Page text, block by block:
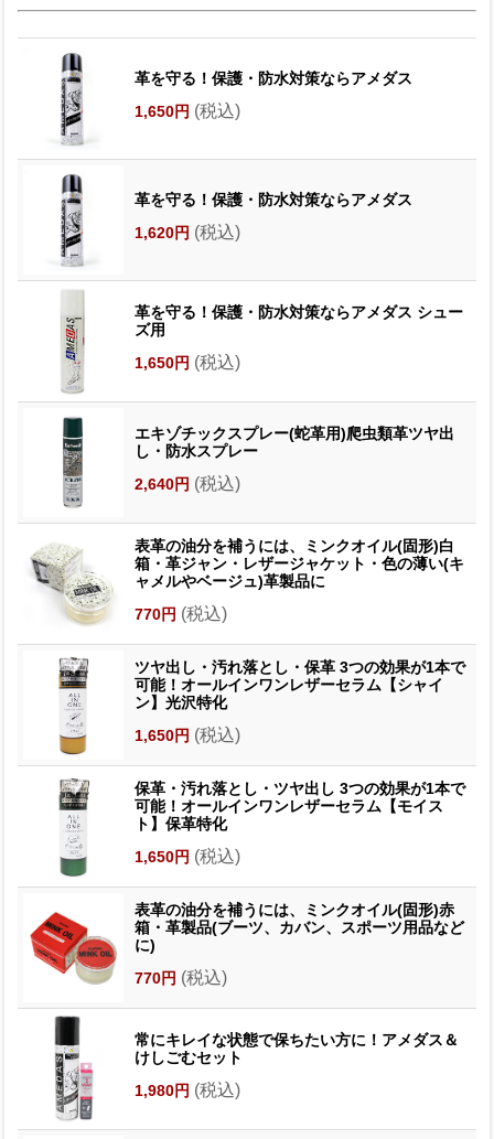
革を守る！保護・防水対策ならアメダス
1,650円 (税込)
革を守る！保護・防水対策ならアメダス
1,620円 (税込)
革を守る！保護・防水対策ならアメダス シュー
ズ用
1,650円 (税込)
エキゾチックスプレー(蛇革用)爬虫類革ツヤ出
し・防水スプレー
2,640円 (税込)
表革の油分を補うには、ミンクオイル(固形)白
箱・革ジャン・レザージャケット・色の薄い(キ
ャメルやベージュ)革製品に
770円 (税込)
ツヤ出し・汚れ落とし・保革 3つの効果が1本で
可能！オールインワンレザーセラム【シャイ
ン】光沢特化
1,650円 (税込)
保革・汚れ落とし・ツヤ出し 3つの効果が1本で
可能！オールインワンレザーセラム【モイス
ト】保革特化
1,650円 (税込)
表革の油分を補うには、ミンクオイル(固形)赤
箱・革製品(ブーツ、カバン、スポーツ用品など
に)
770円 (税込)
常にキレイな状態で保ちたい方に！アメダス＆
けしごむセット
1,980円 (税込)